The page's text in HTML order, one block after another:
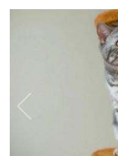
Выставки
Выборы